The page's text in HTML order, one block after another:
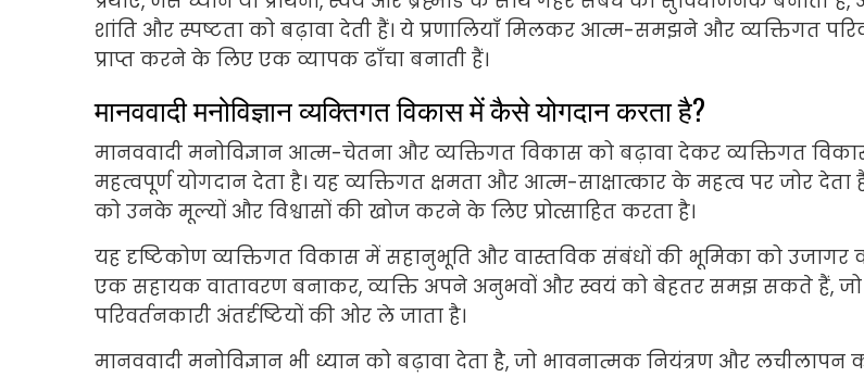
शांति और स्पष्टता को बढ़ावा देती हैं। ये प्रणालियाँ मिलकर आत्म-समझने और व्यक्तिगत
प्राप्त करने के लिए एक व्यापक ढाँचा बनाती हैं।
मानववादी मनोविज्ञान व्यक्तिगत विकास में कैसे योगदान करता है?
मानववादी मनोविज्ञान आत्म-चेतना और व्यक्तिगत विकास को बढ़ावा देकर व्यक्तिगत
महत्वपूर्ण योगदान देता है। यह व्यक्तिगत क्षमता और आत्म-साक्षात्कार के महत्व पर जोर देता
को उनके मूल्यों और विश्वासों की खोज करने के लिए प्रोत्साहित करता है।
यह दृष्टिकोण व्यक्तिगत विकास में सहानुभूति और वास्तविक संबंधों की भूमिका को उजागर
एक सहायक वातावरण बनाकर, व्यक्ति अपने अनुभवों और स्वयं को बेहतर समझ सकते हैं, जो
परिवर्तनकारी अंतर्दृष्टियों की ओर ले जाता है।
मानववादी मनोविज्ञान भी ध्यान को बढ़ावा देता है, जो भावनात्मक नियंत्रण और लचीलापन